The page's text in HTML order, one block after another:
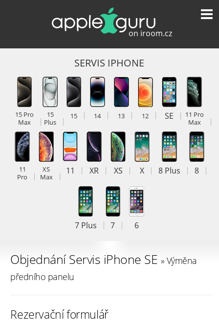
SERVIS IPHONE
15 Pro
Max
15
Plus
15 14 13 12 SE
11 Pro
Max
11
Pro
XS
Max
11 XR XS X 8 Plus 8
7 Plus 7 6
Objednání Servis iPhone SE » Výměna
předního panelu
Rezervační formulář